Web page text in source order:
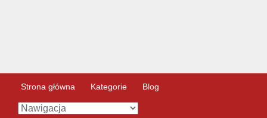
Strona główna Kategorie Blog